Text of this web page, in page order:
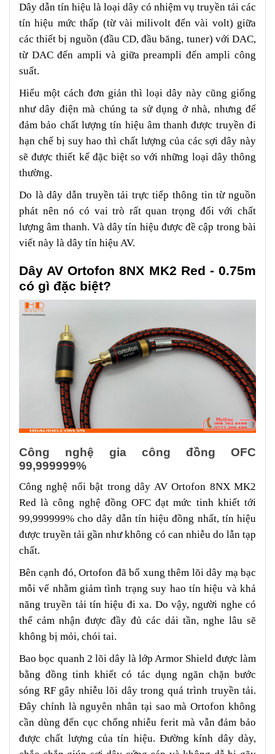
Dây dẫn tín hiệu là loại dây có nhiệm vụ truyền tải các
tín hiệu mức thấp (từ vài milivolt đến vài volt) giữa
các thiết bị nguồn (đầu CD, đầu băng, tuner) với DAC,
từ DAC đến ampli và giữa preampli đến ampli công
suất.
Hiểu một cách đơn giản thì loại dây này cũng giống
như dây điện mà chúng ta sử dụng ở nhà, nhưng để
đảm bảo chất lượng tín hiệu âm thanh được truyền đi
hạn chế bị suy hao thì chất lượng của các sợi dây này
sẽ được thiết kế đặc biệt so với những loại dây thông
thường.
Do là dây dẫn truyền tải trực tiếp thông tin từ nguồn
phát nên nó có vai trò rất quan trọng đối với chất
lượng âm thanh. Và dây tín hiệu được đề cập trong bài
viết này là dây tín hiệu AV.
Dây AV Ortofon 8NX MK2 Red - 0.75m
có gì đặc biệt?
Công nghệ gia công đồng OFC
99,999999%
Công nghệ nổi bật trong dây AV Ortofon 8NX MK2
Red là công nghệ đồng OFC đạt mức tinh khiết tới
99,999999% cho dây dẫn tín hiệu đồng nhất, tín hiệu
được truyền tải gần như không có can nhiễu do lẫn tạp
chất.
Bên cạnh đó, Ortofon đã bổ xung thêm lõi dây mạ bạc
mỗi vế nhằm giảm tình trạng suy hao tín hiệu và khả
năng truyền tải tín hiệu đi xa. Do vậy, người nghe có
thể cảm nhận được đầy đủ các dải tần, nghe lâu sẽ
không bị mỏi, chói tai.
Bao bọc quanh 2 lõi dây là lớp Armor Shield được làm
bằng đồng tinh khiết có tác dụng ngăn chặn bước
sóng RF gây nhiễu lõi dây trong quá trình truyền tải.
Đây chính là nguyên nhân tại sao mà Ortofon không
cần dùng đến cục chống nhiễu ferit mà vẫn đảm bảo
được chất lượng của tín hiệu. Đường kính dây dày,